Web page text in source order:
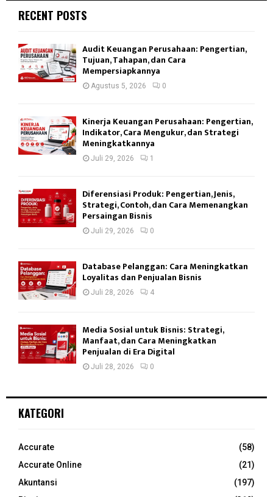
RECENT POSTS
Audit Keuangan Perusahaan: Pengertian,
Tujuan, Tahapan, dan Cara
Mempersiapkannya
Agustus 5, 2026 0
Kinerja Keuangan Perusahaan: Pengertian,
Indikator, Cara Mengukur, dan Strategi
Meningkatkannya
Juli 29, 2026 1
Diferensiasi Produk: Pengertian, Jenis,
Strategi, Contoh, dan Cara Memenangkan
Persaingan Bisnis
Juli 29, 2026 0
Database Pelanggan: Cara Meningkatkan
Loyalitas dan Penjualan Bisnis
Juli 28, 2026 4
Media Sosial untuk Bisnis: Strategi,
Manfaat, dan Cara Meningkatkan
Penjualan di Era Digital
Juli 28, 2026 0
KATEGORI
Accurate
(58)
Accurate Online
(21)
Akuntansi
(197)